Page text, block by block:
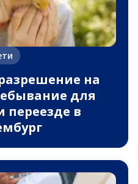
на
для
переезде в